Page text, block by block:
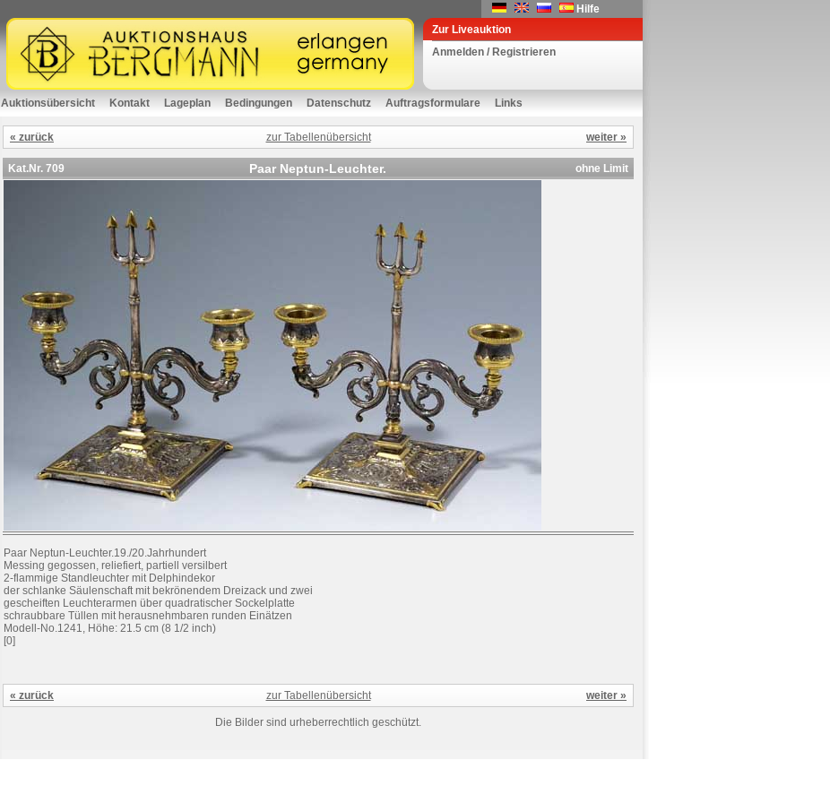
Hilfe
Zur Liveauktion
Anmelden / Registrieren
Auktionsübersicht Kontakt Lageplan Bedingungen Datenschutz Auftragsformulare Links
« zurück zur Tabellenübersicht weiter »
Kat.Nr. 709 Paar Neptun-Leuchter. ohne Limit
Paar Neptun-Leuchter.19./20.Jahrhundert
Messing gegossen, reliefiert, partiell versilbert
2-flammige Standleuchter mit Delphindekor
der schlanke Säulenschaft mit bekrönendem Dreizack und zwei
gescheiften Leuchterarmen über quadratischer Sockelplatte
schraubbare Tüllen mit herausnehmbaren runden Einätzen
Modell-No.1241, Höhe: 21.5 cm (8 1/2 inch)
[0]
« zurück zur Tabellenübersicht weiter »
Die Bilder sind urheberrechtlich geschützt.